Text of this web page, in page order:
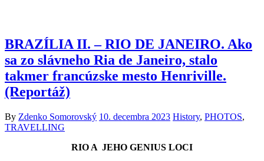
BRAZÍLIA II. – RIO DE JANEIRO. Ako
sa zo slávneho Ria de Janeiro, stalo
takmer francúzske mesto Henriville.
(Reportáž)
By Zdenko Somorovský 10. decembra 2023 History, PHOTOS,
TRAVELLING
RIO A JEHO GENIUS LOCI